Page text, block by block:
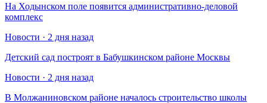
На Ходынском поле появится административно-деловой
комплекс
Новости · 2 дня назад
Детский сад построят в Бабушкинском районе Москвы
Новости · 2 дня назад
В Молжаниновском районе началось строительство школы